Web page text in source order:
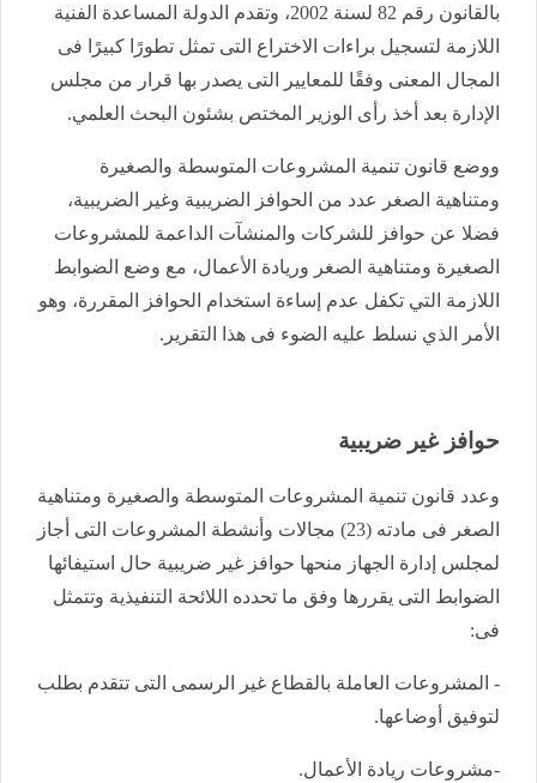
بالقانون رقم 82 لسنة 2002، وتقدم الدولة المساعدة الفنية
اللازمة لتسجيل براءات الاختراع التى تمثل تطورًا كبيرًا فى
المجال المعنى وفقًا للمعايير التى يصدر بها قرار من مجلس
الإدارة بعد أخذ رأى الوزير المختص بشئون البحث العلمي.
ووضع قانون تنمية المشروعات المتوسطة والصغيرة
ومتناهية الصغر عدد من الحوافز الضريبية وغير الضريبية،
فضلا عن حوافز للشركات والمنشآت الداعمة للمشروعات
الصغيرة ومتناهية الصغر وريادة الأعمال، مع وضع الضوابط
اللازمة التي تكفل عدم إساءة استخدام الحوافز المقررة، وهو
الأمر الذي نسلط عليه الضوء فى هذا التقرير.
حوافز غير ضريبية
وعدد قانون تنمية المشروعات المتوسطة والصغيرة ومتناهية
الصغر فى مادته (23) مجالات وأنشطة المشروعات التى أجاز
لمجلس إدارة الجهاز منحها حوافز غير ضريبية حال استيفائها
الضوابط التى يقررها وفق ما تحدده اللائحة التنفيذية وتتمثل
فى:
- المشروعات العاملة بالقطاع غير الرسمى التى تتقدم بطلب
لتوفيق أوضاعها.
-مشروعات ريادة الأعمال.